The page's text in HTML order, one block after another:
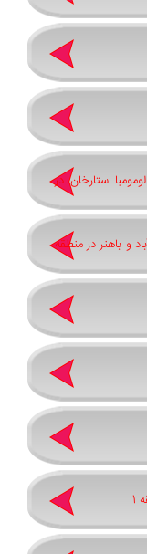
ستارخان در
و باهنر در منطقه